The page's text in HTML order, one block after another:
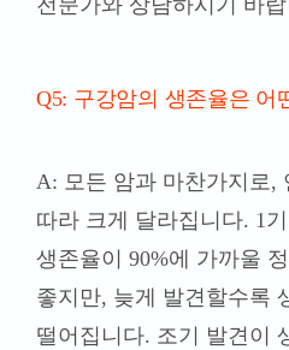
전문가와 상담하시기 바
Q5: 구강암의 생존율은 어
A: 모든 암과 마찬가지로,
따라 크게 달라집니다. 1
생존율이 90%에 가까울
좋지만, 늦게 발견할수록
떨어집니다. 조기 발견이